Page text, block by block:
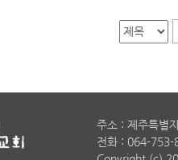
주소 : 제주특별
전화 : 064-